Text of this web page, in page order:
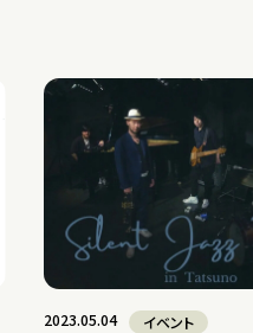
2023.05.04 イベント